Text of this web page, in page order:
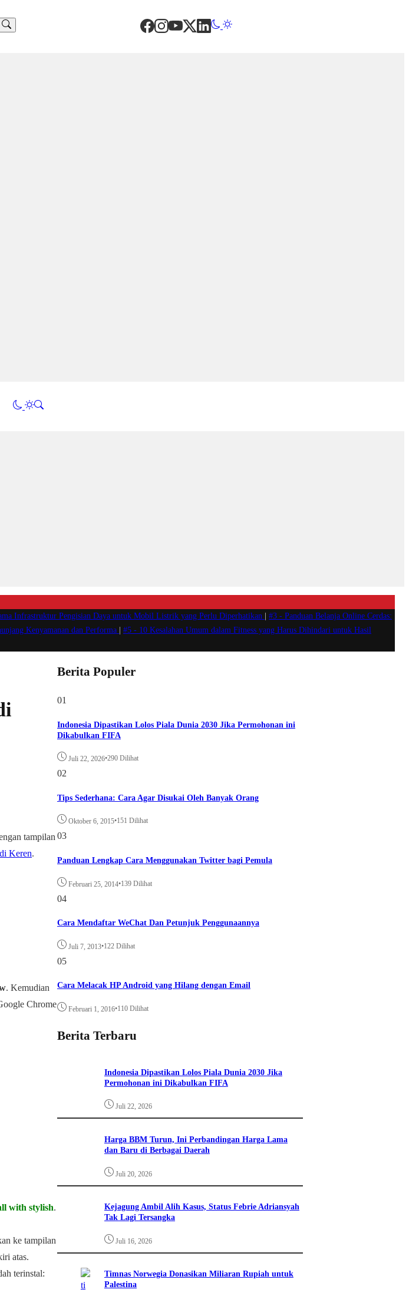
Infrastruktur Pengisian Daya untuk Mobil Listrik yang Perlu Diperhatikan #3 - Panduan Belanja Online Cerdas:
Kenyamanan dan Performa #5 - 10 Kesalahan Umum dalam Fitness yang Harus Dihindari untuk Hasil
tampilan
Keren.
. Kemudian
Chrome
with stylish.
ke tampilan
atas.
terinstal:
Berita Populer
01
Indonesia Dipastikan Lolos Piala Dunia 2030 Jika Permohonan ini
Dikabulkan FIFA
Juli 22, 2026•290 Dilihat
02
Tips Sederhana: Cara Agar Disukai Oleh Banyak Orang
Oktober 6, 2015•151 Dilihat
03
Panduan Lengkap Cara Menggunakan Twitter bagi Pemula
Februari 25, 2014•139 Dilihat
04
Cara Mendaftar WeChat Dan Petunjuk Penggunaannya
Juli 7, 2013•122 Dilihat
05
Cara Melacak HP Android yang Hilang dengan Email
Februari 1, 2016•110 Dilihat
Berita Terbaru
Indonesia Dipastikan Lolos Piala Dunia 2030 Jika
Permohonan ini Dikabulkan FIFA
Juli 22, 2026
Harga BBM Turun, Ini Perbandingan Harga Lama
dan Baru di Berbagai Daerah
Juli 20, 2026
Kejagung Ambil Alih Kasus, Status Febrie Adriansyah
Tak Lagi Tersangka
Juli 16, 2026
Timnas Norwegia Donasikan Miliaran Rupiah untuk
Palestina